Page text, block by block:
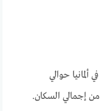
في ألمانيا حوالي
شخصا، أي ما يمثل حوالي 2.6% من إجمالي السكان.